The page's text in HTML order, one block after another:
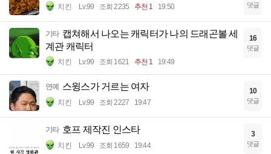
치킨 Lv.99 조회 2235 추천 1 19:50 댓글
기타 캡쳐해서 나오는 캐릭터가 나의 드래곤볼 세
계관 캐릭터
치킨 Lv.99 조회 1621 추천 1 19:49
16
댓글
연예 스윙스가 거르는 여자
치킨 Lv.99 조회 2227 19:47
10
댓글
기타 호프 제작진 인스타
치킨 Lv.99 조회 1659 19:44
3
댓글